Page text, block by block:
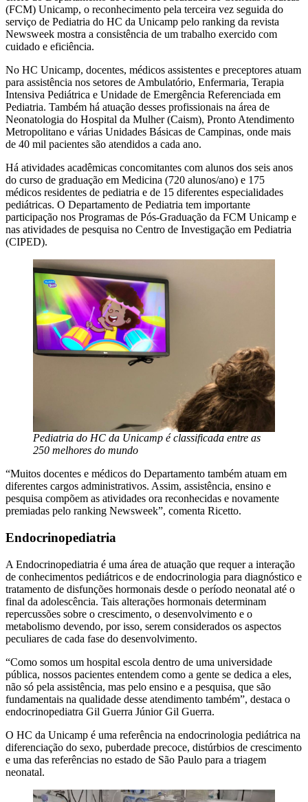
(FCM) Unicamp, o reconhecimento pela terceira vez seguida do
serviço de Pediatria do HC da Unicamp pelo ranking da revista
Newsweek mostra a consistência de um trabalho exercido com
cuidado e eficiência.
No HC Unicamp, docentes, médicos assistentes e preceptores atuam
para assistência nos setores de Ambulatório, Enfermaria, Terapia
Intensiva Pediátrica e Unidade de Emergência Referenciada em
Pediatria. Também há atuação desses profissionais na área de
Neonatologia do Hospital da Mulher (Caism), Pronto Atendimento
Metropolitano e várias Unidades Básicas de Campinas, onde mais
de 40 mil pacientes são atendidos a cada ano.
Há atividades acadêmicas concomitantes com alunos dos seis anos
do curso de graduação em Medicina (720 alunos/ano) e 175
médicos residentes de pediatria e de 15 diferentes especialidades
pediátricas. O Departamento de Pediatria tem importante
participação nos Programas de Pós-Graduação da FCM Unicamp e
nas atividades de pesquisa no Centro de Investigação em Pediatria
(CIPED).
Pediatria do HC da Unicamp é classificada entre as
250 melhores do mundo
“Muitos docentes e médicos do Departamento também atuam em
diferentes cargos administrativos. Assim, assistência, ensino e
pesquisa compõem as atividades ora reconhecidas e novamente
premiadas pelo ranking Newsweek”, comenta Ricetto.
Endocrinopediatria
A Endocrinopediatria é uma área de atuação que requer a interação
de conhecimentos pediátricos e de endocrinologia para diagnóstico e
tratamento de disfunções hormonais desde o período neonatal até o
final da adolescência. Tais alterações hormonais determinam
repercussões sobre o crescimento, o desenvolvimento e o
metabolismo devendo, por isso, serem considerados os aspectos
peculiares de cada fase do desenvolvimento.
“Como somos um hospital escola dentro de uma universidade
pública, nossos pacientes entendem como a gente se dedica a eles,
não só pela assistência, mas pelo ensino e a pesquisa, que são
fundamentais na qualidade desse atendimento também”, destaca o
endocrinopediatra Gil Guerra Júnior Gil Guerra.
O HC da Unicamp é uma referência na endocrinologia pediátrica na
diferenciação do sexo, puberdade precoce, distúrbios de crescimento
e uma das referências no estado de São Paulo para a triagem
neonatal.